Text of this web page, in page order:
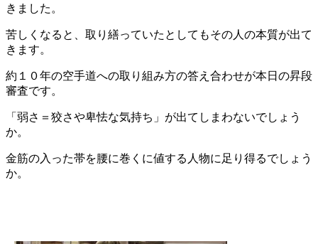
きました。
苦しくなると、取り繕っていたとしてもその人の本質が出て
きます。
約１０年の空手道への取り組み方の答え合わせが本日の昇段
審査です。
「弱さ＝狡さや卑怯な気持ち」が出てしまわないでしょう
か。
金筋の入った帯を腰に巻くに値する人物に足り得るでしょう
か。